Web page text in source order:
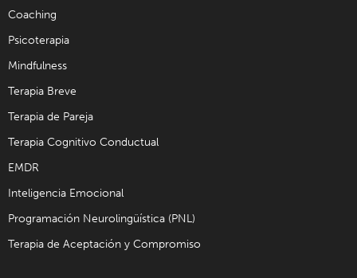
Coaching
Psicoterapia
Mindfulness
Terapia Breve
Terapia de Pareja
Terapia Cognitivo Conductual
EMDR
Inteligencia Emocional
Programación Neurolingüística (PNL)
Terapia de Aceptación y Compromiso